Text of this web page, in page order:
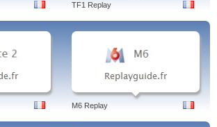
TF1 Replay
M6 Replay